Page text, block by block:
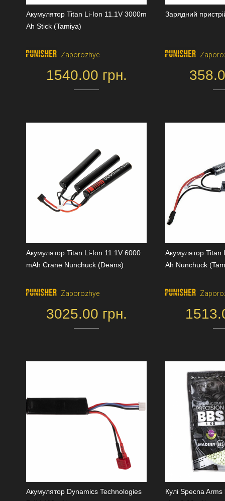
Акумулятор Titan Li-Ion 11.1V 3000m
Ah Stick (Tamiya)
Zaporozhye
1540.00 грн.
Зарядний
Акумулятор Titan Li-Ion 11.1V 6000
mAh Crane Nunchuck (Deans)
Zaporozhye
3025.00 грн.
Акумулятор Titan
Ah Nunchuck
Акумулятор Dynamics Technologies
Кулі Specna